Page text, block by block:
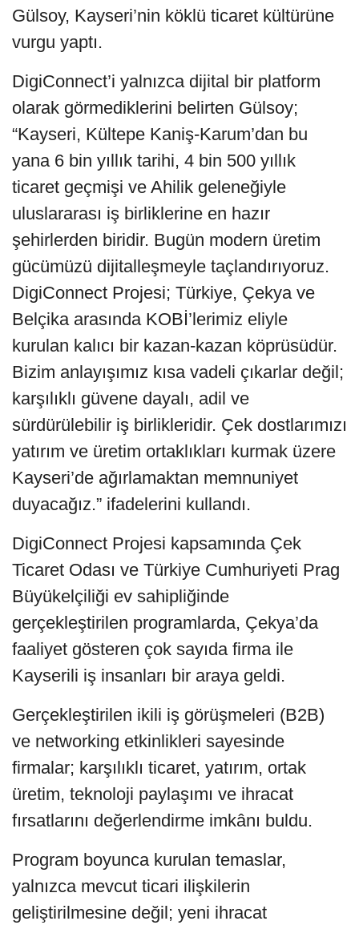
Gülsoy, Kayseri’nin köklü ticaret kültürüne
vurgu yaptı.
DigiConnect’i yalnızca dijital bir platform
olarak görmediklerini belirten Gülsoy;
“Kayseri, Kültepe Kaniş-Karum’dan bu
yana 6 bin yıllık tarihi, 4 bin 500 yıllık
ticaret geçmişi ve Ahilik geleneğiyle
uluslararası iş birliklerine en hazır
şehirlerden biridir. Bugün modern üretim
gücümüzü dijitalleşmeyle taçlandırıyoruz.
DigiConnect Projesi; Türkiye, Çekya ve
Belçika arasında KOBİ’lerimiz eliyle
kurulan kalıcı bir kazan-kazan köprüsüdür.
Bizim anlayışımız kısa vadeli çıkarlar değil;
karşılıklı güvene dayalı, adil ve
sürdürülebilir iş birlikleridir. Çek dostlarımızı
yatırım ve üretim ortaklıkları kurmak üzere
Kayseri’de ağırlamaktan memnuniyet
duyacağız.” ifadelerini kullandı.
DigiConnect Projesi kapsamında Çek
Ticaret Odası ve Türkiye Cumhuriyeti Prag
Büyükelçiliği ev sahipliğinde
gerçekleştirilen programlarda, Çekya’da
faaliyet gösteren çok sayıda firma ile
Kayserili iş insanları bir araya geldi.
Gerçekleştirilen ikili iş görüşmeleri (B2B)
ve networking etkinlikleri sayesinde
firmalar; karşılıklı ticaret, yatırım, ortak
üretim, teknoloji paylaşımı ve ihracat
fırsatlarını değerlendirme imkânı buldu.
Program boyunca kurulan temaslar,
yalnızca mevcut ticari ilişkilerin
geliştirilmesine değil; yeni ihracat